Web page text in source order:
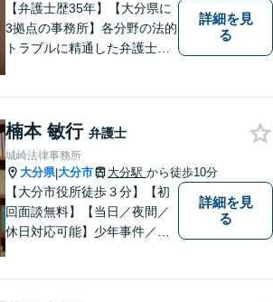
【弁護士歴35年】【大分県に
3拠点の事務所】各分野の法的
トラブルに精通した弁護士で
いアットホームな雰囲気の事
務所です。
詳細を見
る
楠本 敏行 弁護士
城崎法律事務所
大分県|大分市 大分駅 から徒歩10分
【大分市役所徒歩３分】【初
回面談無料】【当日／夜間／
休日対応可能】少年事件／家
詳細を見
る